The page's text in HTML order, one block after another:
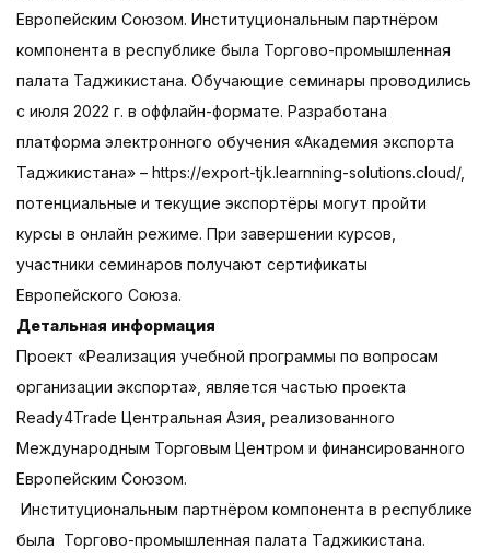
Европейским Союзом. Институциональным партнёром
компонента в республике была Торгово-промышленная
палата Таджикистана. Обучающие семинары проводились
с июля 2022 г. в оффлайн-формате. Разработана
платформа электронного обучения «Академия экспорта
Таджикистана» – https://export-tjk.learnning-solutions.cloud/,
потенциальные и текущие экспортёры могут пройти
курсы в онлайн режиме. При завершении курсов,
участники семинаров получают сертификаты
Европейского Союза.
Детальная информация
Проект «Реализация учебной программы по вопросам
организации экспорта», является частью проекта
Ready4Trade Центральная Азия, реализованного
Международным Торговым Центром и финансированного
Европейским Союзом.
Институциональным партнёром компонента в республике
была Торгово-промышленная палата Таджикистана.